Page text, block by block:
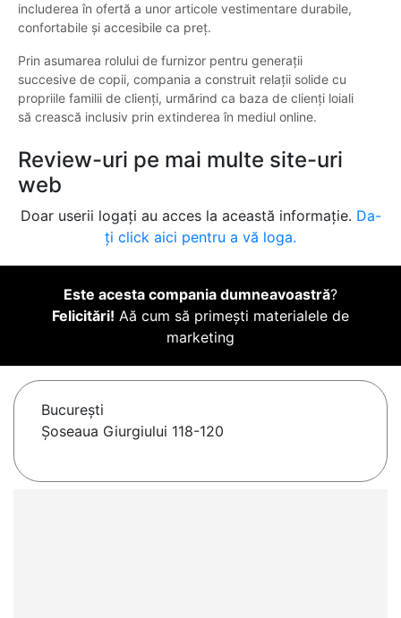
includerea în ofertă a unor articole vestimentare durabile,
confortabile și accesibile ca preț.
Prin asumarea rolului de furnizor pentru generații
succesive de copii, compania a construit relații solide cu
propriile familii de clienți, urmărind ca baza de clienți loiali
să crească inclusiv prin extinderea în mediul online.
Review-uri pe mai multe site-uri
web
Doar userii logați au acces la această informație. Da-
ți click aici pentru a vă loga.
Este acesta compania dumneavoastră?
Felicitări! Aă cum să primești materialele de
marketing
Bucureşti
Șoseaua Giurgiului 118-120